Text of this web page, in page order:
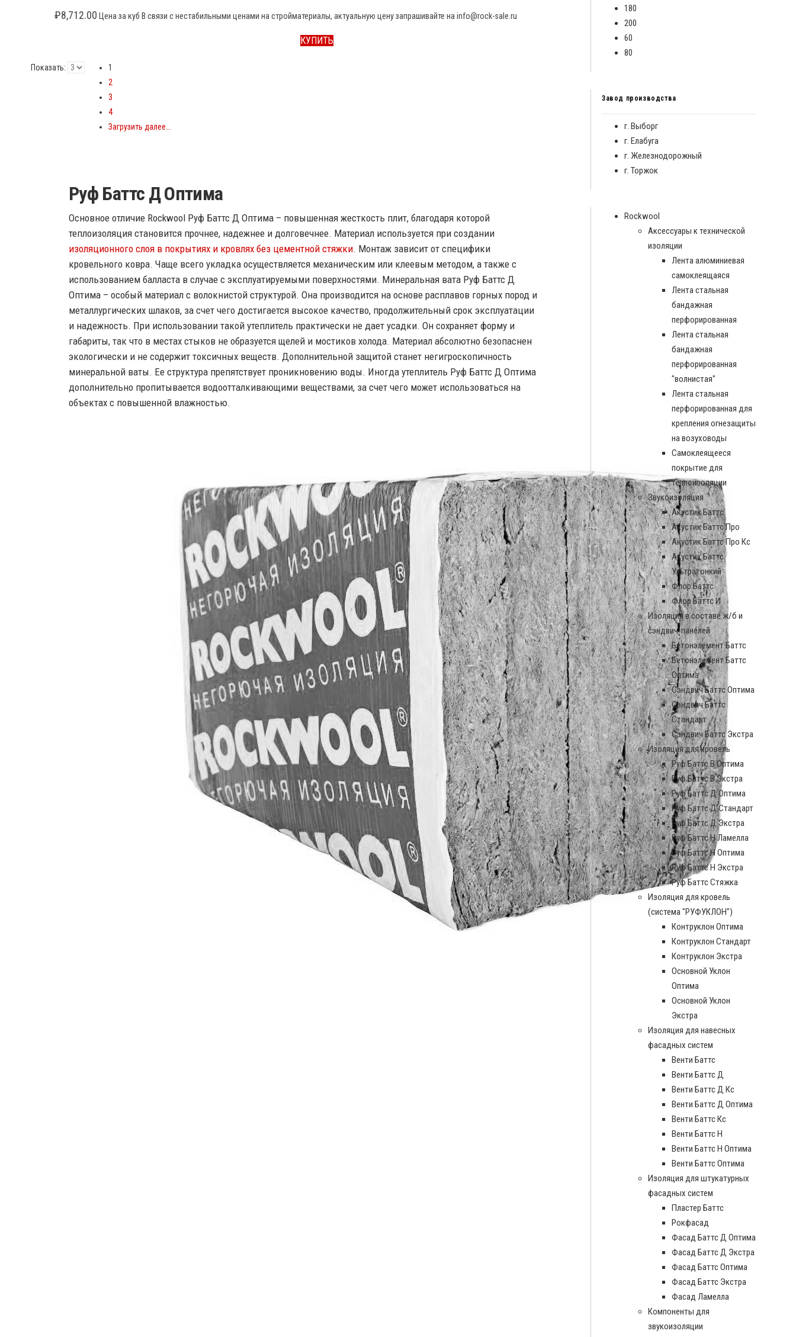
₽8,712.00 Цена за куб В связи с нестабильными ценами на стройматериалы, актуальную цену запрашивайте на info@rock-sale.ru
КУПИТЬ
Показать:
1
2
3
4
Загрузить далее...
Руф Баттс Д Оптима
Основное отличие Rockwool Руф Баттс Д Оптима – повышенная жесткость плит, благодаря которой
теплоизоляция становится прочнее, надежнее и долговечнее. Материал используется при создании
изоляционного слоя в покрытиях и кровлях без цементной стяжки. Монтаж зависит от специфики
кровельного ковра. Чаще всего укладка осуществляется механическим или клеевым методом, а также с
использованием балласта в случае с эксплуатируемыми поверхностями. Минеральная вата Руф Баттс Д
Оптима – особый материал с волокнистой структурой. Она производится на основе расплавов горных пород и
металлургических шлаков, за счет чего достигается высокое качество, продолжительный срок эксплуатации
и надежность. При использовании такой утеплитель практически не дает усадки. Он сохраняет форму и
габариты, так что в местах стыков не образуется щелей и мостиков холода. Материал абсолютно безопаснен
экологически и не содержит токсичных веществ. Дополнительной защитой станет негигроскопичность
минеральной ваты. Ее структура препятствует проникновению воды. Иногда утеплитель Руф Баттс Д Оптима
дополнительно пропитывается водоотталкивающими веществами, за счет чего может использоваться на
объектах с повышенной влажностью.
180
200
60
80
Завод производства
г. Выборг
г. Елабуга
г. Железнодорожный
г. Торжок
Rockwool
Аксессуары к технической
изоляции
Лента алюминиевая
самоклеящаяся
Лента стальная
бандажная
перфорированная
Лента стальная
бандажная
перфорированная
"волнистая"
Лента стальная
перфорированная для
крепления огнезащиты
на возуховоды
Самоклеящееся
покрытие для
теплоизоляции
Звукоизоляция
Акустик Баттс
Акустик Баттс Про
Акустик Баттс Про Кс
Акустик Баттс
Ультратонкий
Флор Баттс
Флор Баттс И
Изоляция в составе ж/б и
сэндвич-панелей
Бетонэлемент Баттс
Бетонэлемент Баттс
Оптима
Сэндвич Баттс Оптима
Сэндвич Баттс
Стандарт
Сэндвич Баттс Экстра
Изоляция для кровель
Руф Баттс В Оптима
Руф Баттс В Экстра
Руф Баттс Д Оптима
Руф Баттс Д Стандарт
Руф Баттс Д Экстра
Руф Баттс Н Ламелла
Руф Баттс Н Оптима
Руф Баттс Н Экстра
Руф Баттс Стяжка
Изоляция для кровель
(система "РУФУКЛОН")
Контруклон Оптима
Контруклон Стандарт
Контруклон Экстра
Основной Уклон
Оптима
Основной Уклон
Экстра
Изоляция для навесных
фасадных систем
Венти Баттс
Венти Баттс Д
Венти Баттс Д Кс
Венти Баттс Д Оптима
Венти Баттс Кс
Венти Баттс Н
Венти Баттс Н Оптима
Венти Баттс Оптима
Изоляция для штукатурных
фасадных систем
Пластер Баттс
Рокфасад
Фасад Баттс Д Оптима
Фасад Баттс Д Экстра
Фасад Баттс Оптима
Фасад Баттс Экстра
Фасад Ламелла
Компоненты для
звукоизоляции